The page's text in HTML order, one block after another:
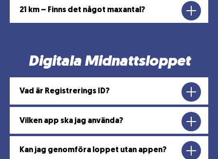
21 km – Finns det något maxantal?
Digitala Midnattsloppet
Vad är Registrerings ID?
Vilken app ska jag använda?
Kan jag genomföra loppet utan appen?